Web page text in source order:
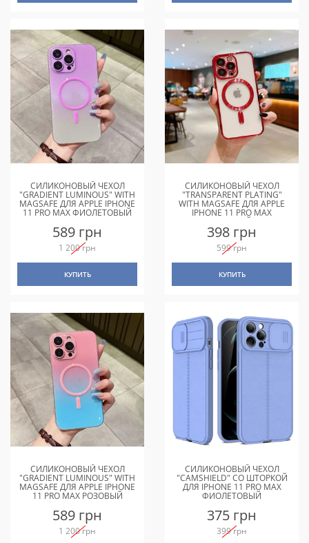
СИЛИКОНОВЫЙ ЧЕХОЛ
"GRADIENT LUMINOUS" WITH
MAGSAFE ДЛЯ APPLE IPHONE
11 PRO MAX ФИОЛЕТОВЫЙ
589 грн
1 200 грн
КУПИТЬ
СИЛИКОНОВЫЙ ЧЕХОЛ
"TRANSPARENT PLATING"
WITH MAGSAFE ДЛЯ APPLE
IPHONE 11 PRO MAX
КРАСНЫЙ
398 грн
599 грн
КУПИТЬ
СИЛИКОНОВЫЙ ЧЕХОЛ
"GRADIENT LUMINOUS" WITH
MAGSAFE ДЛЯ APPLE IPHONE
11 PRO MAX РОЗОВЫЙ
589 грн
1 200 грн
СИЛИКОНОВЫЙ ЧЕХОЛ
"CAMSHIELD" СО ШТОРКОЙ
ДЛЯ IPHONE 11 PRO MAX
ФИОЛЕТОВЫЙ
375 грн
399 грн